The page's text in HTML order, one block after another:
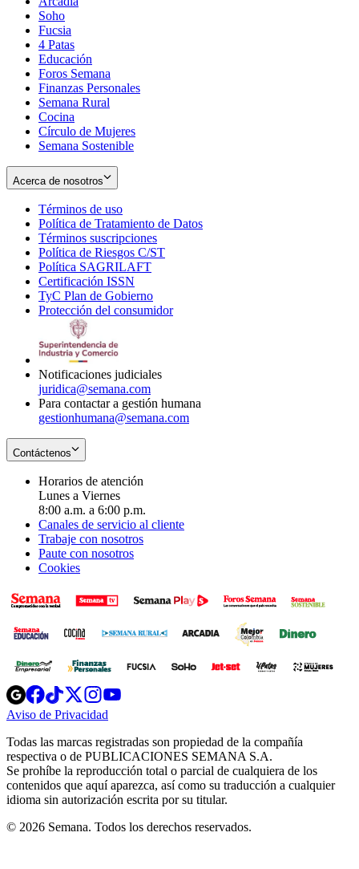
Soho
in
new
window
Fucsia
in
new
window
4 Patas
Educación
Foros Semana
Finanzas Personales
Semana Rural
Cocina
Círculo de Mujeres
Semana Sostenible
Acerca de nosotros
Términos de uso
in
new
window
Política de Tratamiento de Datos
Términos suscripciones
in
Política de Riesgos C/ST
Política SAGRILAFT
new
window
Certificación ISSN
in
new
TyC Plan de Gobierno
in
Protección del consumidorOpens
Notificaciones judiciales
juridica@semana.com
Para contactar a gestión humana
gestionhumana@semana.com
Contáctenos
Horarios de atención
Lunes a Viernes
8:00 a.m. a 6:00 p.m.
Canales de servicio al cliente
Trabaje con nosotros
Paute con nosotros
Cookies
Opens
in
new
Opens
in
new
Opens
in
new
window
Opens
new
windowwindow
Aviso de Privacidad
new
window
Todas las marcas registradas son propiedad de la compañía
respectiva o de PUBLICACIONES SEMANA S.A.
Se prohíbe la reproducción total o parcial de cualquiera de los
contenidos que aquí aparezca, así como su traducción a cualquier
idioma sin autorización escrita por su titular.
© 2026 Semana. Todos los derechos reservados.